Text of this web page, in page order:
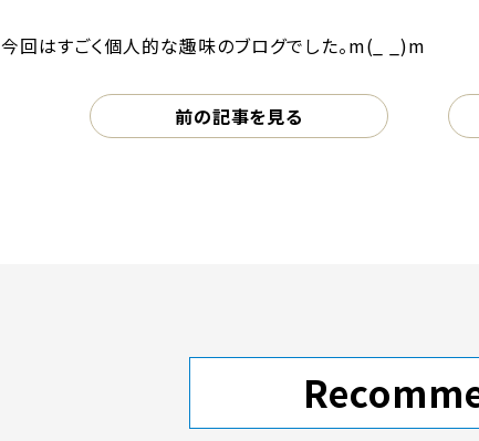
今回はすごく個人的な趣味のブログでした。m(_ _)m
前の記事を見る